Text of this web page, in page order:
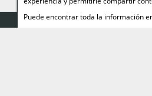
Puede encontrar toda la información